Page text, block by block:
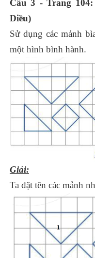
Câu 3 - Trang
Diều)
Sử dụng các mảnh
một hình bình hành.
Giải:
Ta đặt tên các mảnh